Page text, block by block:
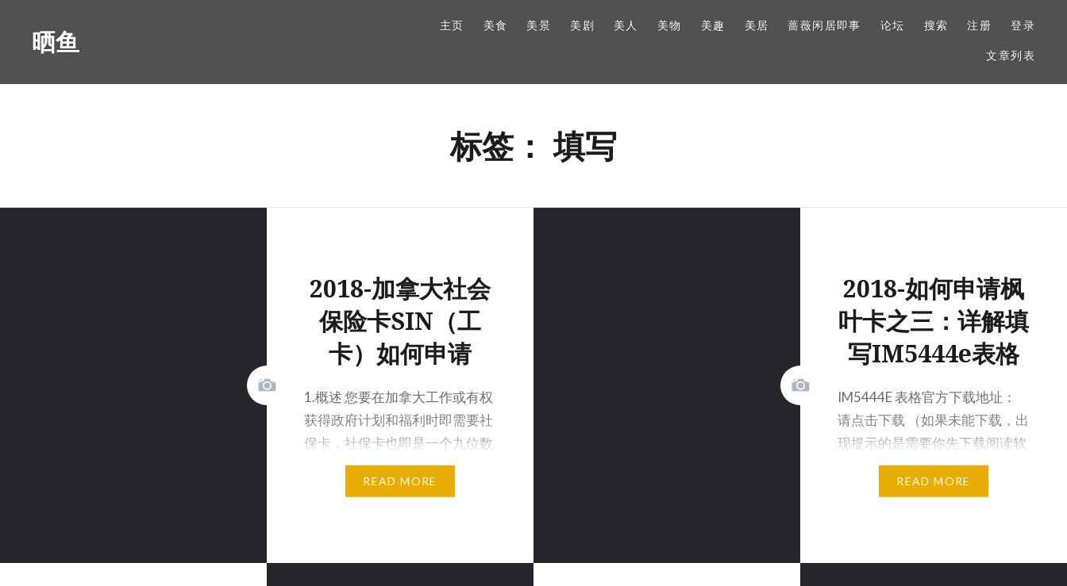
content晒鱼
主页 美食 美景 美剧 美人 美物 美趣 美居 蔷薇闲居即事 论坛 搜索 注册 登录
文章列表
标签：填写
2018-加拿大社会
保险卡SIN（工
卡）如何申请
1.概述 您要在加拿大工作或有权
获得政府计划和福利时即需要社
保卡，社保卡也即是一个九位数
字的社会保险号码（SI…
READ MORE
2018-如何申请枫
叶卡之三：详解填
写IM5444e表格
IM5444E 表格官方下载地址：
请点击下载 （如果未能下载，出
现提示的是需要你先下载阅读软
件Adobe re…
READ MORE